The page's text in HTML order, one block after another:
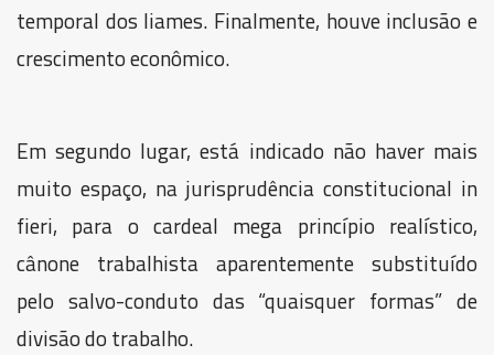
temporal dos liames. Finalmente, houve inclusão e
crescimento econômico.
Em segundo lugar, está indicado não haver mais
muito espaço, na jurisprudência constitucional in
fieri, para o cardeal mega princípio realístico,
cânone trabalhista aparentemente substituído
pelo salvo-conduto das “quaisquer formas” de
divisão do trabalho.